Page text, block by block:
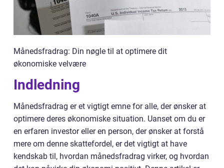
Månedsfradrag: Din nøgle til at optimere dit
økonomiske velvære
Indledning
Månedsfradrag er et vigtigt emne for alle, der ønsker at
optimere deres økonomiske situation. Uanset om du er
en erfaren investor eller en person, der ønsker at forstå
mere om denne skattefordel, er det vigtigt at have
kendskab til, hvordan månedsfradrag virker, og hvordan